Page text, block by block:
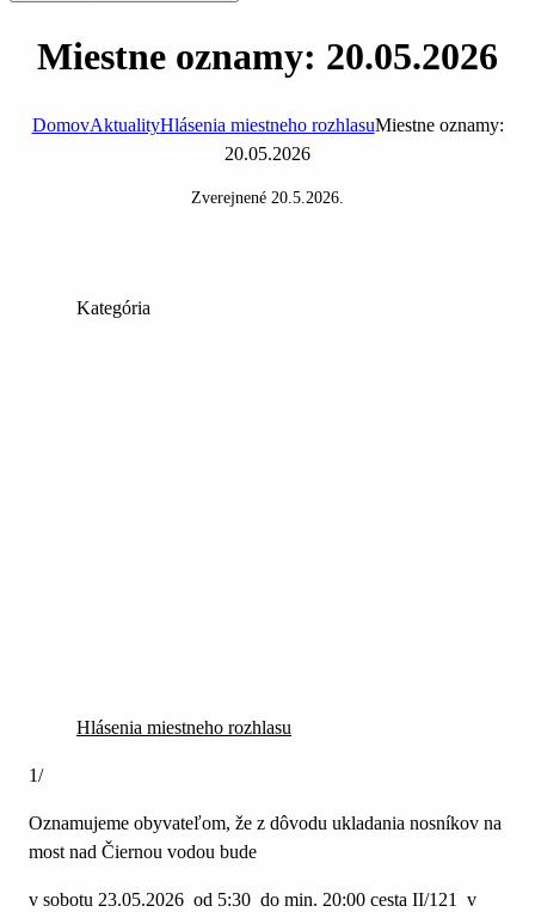
Miestne oznamy: 20.05.2026
DomovAktualityHlásenia miestneho rozhlasuMiestne oznamy:
20.05.2026
Zverejnené 20.5.2026
Kategória
Hlásenia miestneho rozhlasu
1/
Oznamujeme obyvateľom, že z dôvodu ukladania nosníkov na
most nad Čiernou vodou bude
v sobotu 23.05.2026 od 5:30 do min. 20:00 cesta II/121 v